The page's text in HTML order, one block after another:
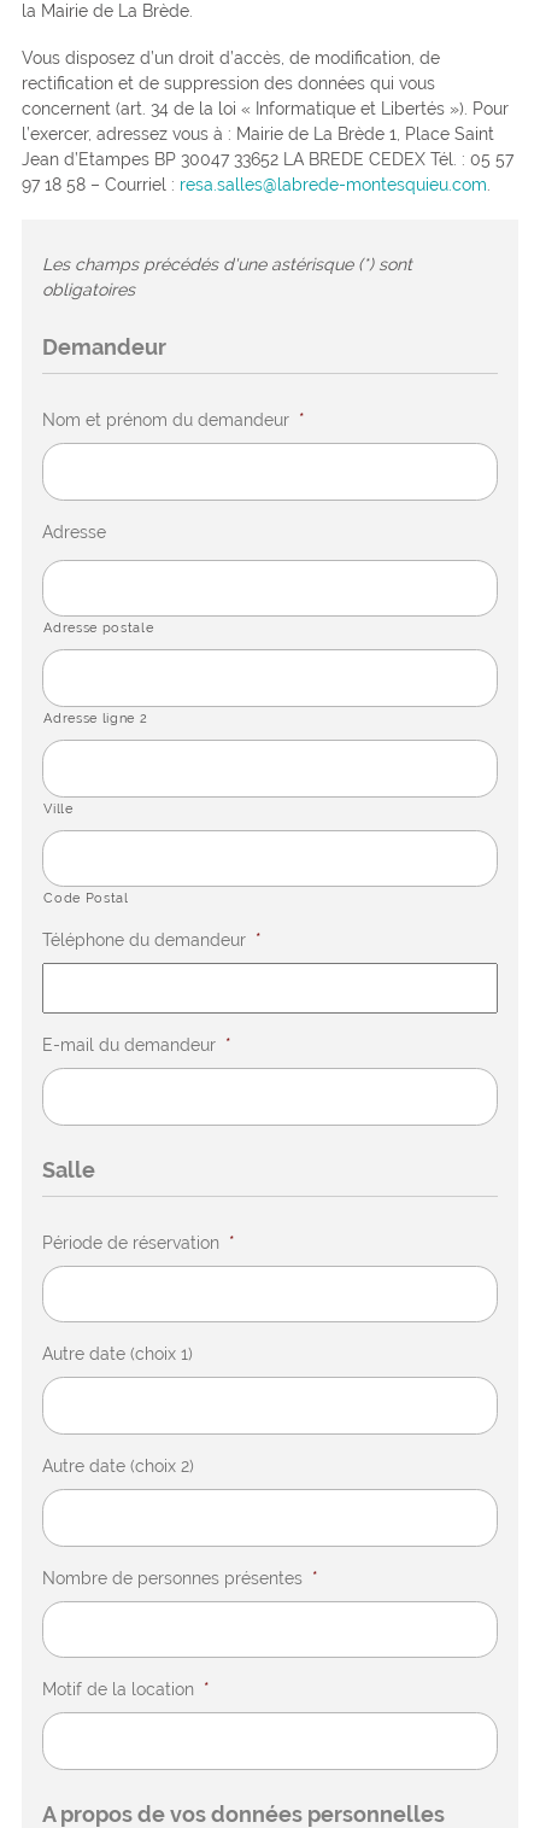
la Mairie de La Brède.
Vous disposez d’un droit d’accès, de modification, de
rectification et de suppression des données qui vous
concernent (art. 34 de la loi « Informatique et Libertés »). Pour
l’exercer, adressez vous à : Mairie de La Brède 1, Place Saint
Jean d’Etampes BP 30047 33652 LA BREDE CEDEX Tél. : 05 57
97 18 58 – Courriel : resa.salles@labrede-montesquieu.com
Les champs précédés d'une astérisque (*) sont
obligatoires
Demandeur
Nom et prénom du demandeur *
Adresse
Adresse postale
Adresse ligne 2
Ville
Code Postal
Téléphone du demandeur *
E-mail du demandeur *
Salle
Période de réservation *
Autre date (choix 1)
Autre date (choix 2)
Nombre de personnes présentes *
Motif de la location *
A propos de vos données personnelles